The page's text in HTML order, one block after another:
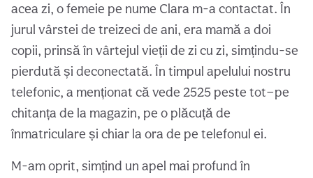
acea zi, o femeie pe nume Clara m-a contactat. În
jurul vârstei de treizeci de ani, era mamă a doi
copii, prinsă în vârtejul vieții de zi cu zi, simțindu-se
pierdută și deconectată. În timpul apelului nostru
telefonic, a menționat că vede 2525 peste tot—pe
chitanța de la magazin, pe o plăcuță de
înmatriculare și chiar la ora de pe telefonul ei.
M-am oprit, simțind un apel mai profund în